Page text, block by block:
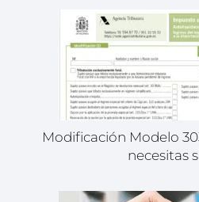
Modificación Modelo
necesitas